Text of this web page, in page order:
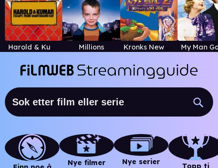
Harold & Kumar Escape From Guantanamo Bay Millions Kronks New Groove
Nye filmer Nye serier